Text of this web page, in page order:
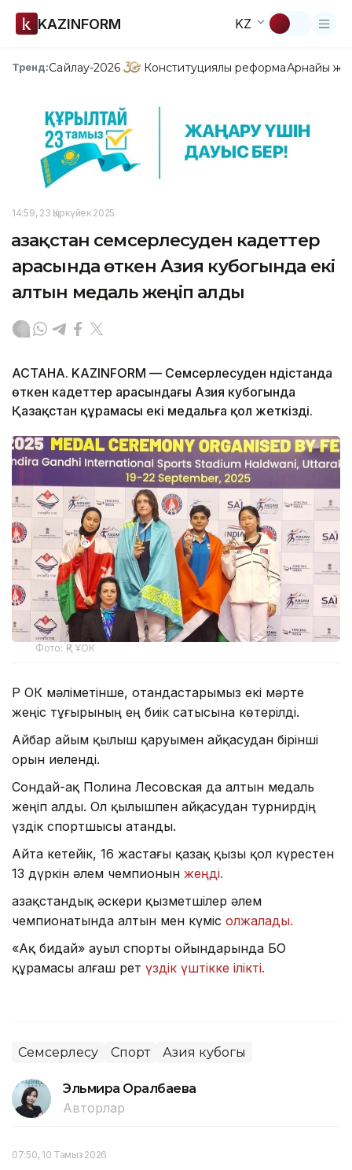
KAZINFORM KZ
Тренд:Сайлау-2026 Конституциялық реформаАрнайы
14:59, 23 Қыркүйек 2025
Қазақстан семсерлесуден кадеттер
арасында өткен Азия кубогында екі
алтын медаль жеңіп алды
АСТАНА. KAZINFORM — Семсерлесуден Үндістанда
өткен кадеттер арасындағы Азия кубогында
Қазақстан құрамасы екі медальға қол жеткізді.
Фото: ҚР ҰОК
ҚР ҚОК мәліметінше, отандастарымыз екі мәрте
жеңіс тұғырының ең биік сатысына көтерілді.
Айбар Қайым қылыш қаруымен айқасудан бірінші
орын иеленді.
Сондай-ақ Полина Лесовская да алтын медаль
жеңіп алды. Ол қылышпен айқасудан турнирдің
үздік спортшысы атанды.
Айта кетейік, 16 жастағы қазақ қызы қол күрестен
13 дүркін әлем чемпионын жеңді.
Қазақстандық әскери қызметшілер әлем
чемпионатында алтын мен күміс олжалады.
«Ақ бидай» ауыл спорты ойындарында БҚО
құрамасы алғаш рет үздік үштікке ілікті.
Семсерлесу Спорт Азия кубогы
Эльмира Оралбаева
Авторлар
07:50, 10 Тамыз 2026